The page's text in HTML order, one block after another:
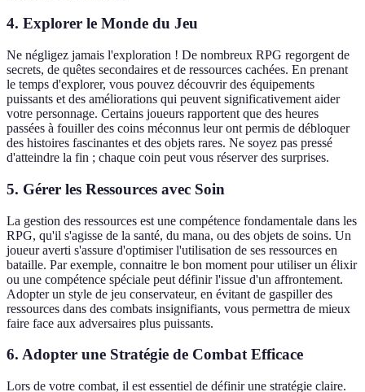
4. Explorer le Monde du Jeu
Ne négligez jamais l'exploration ! De nombreux RPG regorgent de
secrets, de quêtes secondaires et de ressources cachées. En prenant
le temps d'explorer, vous pouvez découvrir des équipements
puissants et des améliorations qui peuvent significativement aider
votre personnage. Certains joueurs rapportent que des heures
passées à fouiller des coins méconnus leur ont permis de débloquer
des histoires fascinantes et des objets rares. Ne soyez pas pressé
d'atteindre la fin ; chaque coin peut vous réserver des surprises.
5. Gérer les Ressources avec Soin
La gestion des ressources est une compétence fondamentale dans les
RPG, qu'il s'agisse de la santé, du mana, ou des objets de soins. Un
joueur averti s'assure d'optimiser l'utilisation de ses ressources en
bataille. Par exemple, connaitre le bon moment pour utiliser un élixir
ou une compétence spéciale peut définir l'issue d'un affrontement.
Adopter un style de jeu conservateur, en évitant de gaspiller des
ressources dans des combats insignifiants, vous permettra de mieux
faire face aux adversaires plus puissants.
6. Adopter une Stratégie de Combat Efficace
Lors de votre combat, il est essentiel de définir une stratégie claire.